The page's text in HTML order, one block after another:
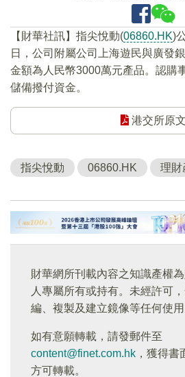
【財華社訊】指尖悅動(06860.HK)
日，公司附屬公司上海遊民與廣發
金額為人民幣3000萬元產品。認購
儲備撥付資金。
港交所原文
指尖悅動 06860.HK 理財
財華網所刊載內容之知識產權
人專屬所有或持有。未經許可
編、複製及建立鏡像等任何使用
如有意願轉載，請發郵件至
content@finet.com.hk ，獲得書
方可轉載。